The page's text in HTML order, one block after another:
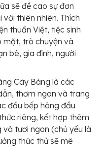
sẽ đề cao sự đơn
thiên nhiên. Thích
thuần Việt, tiệc sinh
mặt, trò chuyện và
bè, gia đình, người
Cây Bàng là các
thơm ngon và trang
đầu bếp hàng đầu
riêng, kết hợp thêm
tươi ngon (chủ yếu là
thức thử sẽ mê